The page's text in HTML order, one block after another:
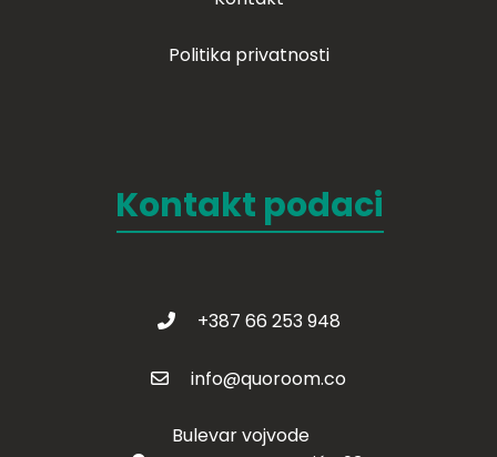
Politika privatnosti
Kontakt podaci
+387 66 253 948
info@quoroom.co
Bulevar vojvode